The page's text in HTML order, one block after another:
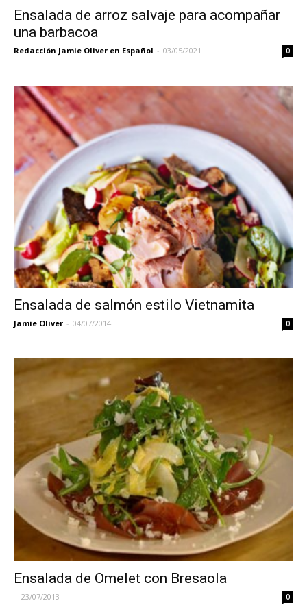
Ensalada de arroz salvaje para acompañar
una barbacoa
Redacción Jamie Oliver en Español - 03/05/2021 0
Ensalada de salmón estilo Vietnamita
Jamie Oliver - 04/07/2014 0
Ensalada de Omelet con Bresaola
- 23/07/2013 0